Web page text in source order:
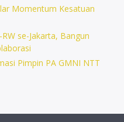
Momentum Kesatuan
se-Jakarta, Bangun
Pimpin PA GMNI NTT